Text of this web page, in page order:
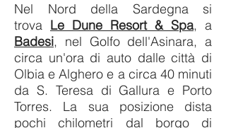
Nel Nord della Sardegna si
trova Le Dune Resort & Spa, a
Badesi, nel Golfo dell'Asinara, a
circa un'ora di auto dalle città di
Olbia e Alghero e a circa 40 minuti
da S. Teresa di Gallura e Porto
Torres. La sua posizione dista
pochi chilometri dal borgo di